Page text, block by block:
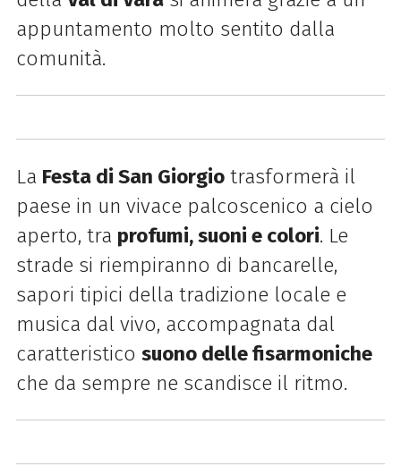
appuntamento molto sentito dalla
comunità.
La Festa di San Giorgiotrasformerà il
paese in un vivace palcoscenico a cielo
aperto, tra profumi, suoni e colori. Le
strade si riempiranno di bancarelle,
sapori tipici della tradizione locale e
musica dal vivo, accompagnata dal
caratteristico suono delle fisarmoniche
che da sempre ne scandisce il ritmo.